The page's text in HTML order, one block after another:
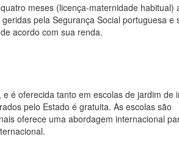
meses (licença-maternidade habitual)
pela Segurança Social portuguesa e
acordo com sua renda.
é oferecida tanto em escolas de jardim de
pelo Estado é gratuita. As escolas são
oferece uma abordagem internacional